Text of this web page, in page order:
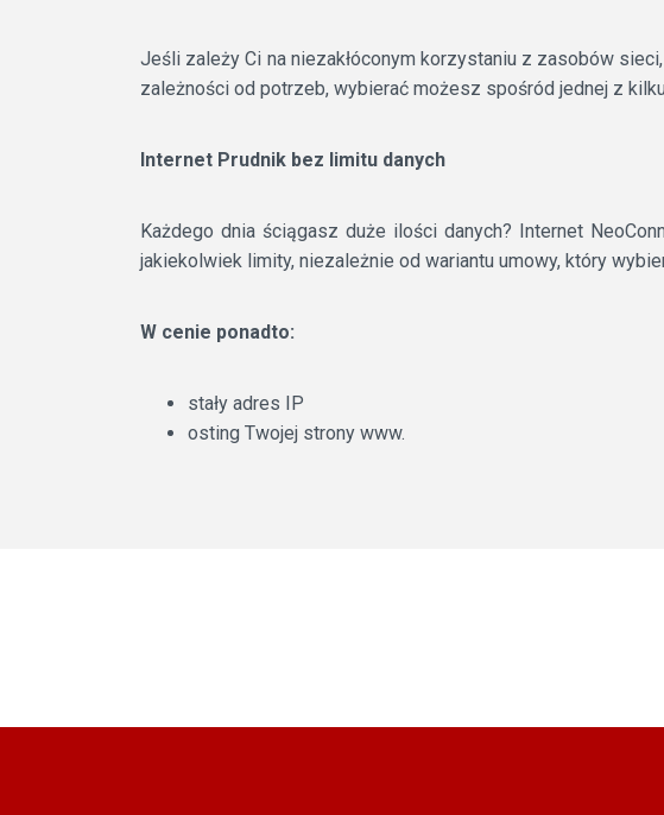
Jeśli zależy Ci na niezakłóconym korzystaniu z zasobów
zależności od potrzeb, wybierać możesz spośród jednej z
Internet Prudnik bez limitu danych
Każdego dnia ściągasz duże ilości danych? Internet
jakiekolwiek limity, niezależnie od wariantu umowy, który
W cenie ponadto:
stały adres IP
osting Twojej strony www.